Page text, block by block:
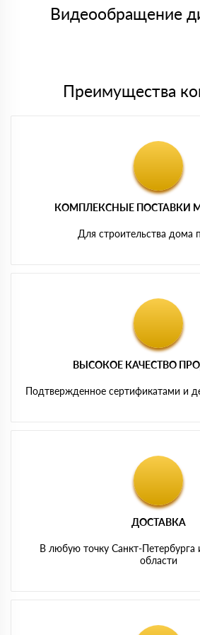
либо Вы забираете товар со склада
Видеообращение
Преимущества
КОМПЛЕКСНЫЕ ПОСТАВКИ
Для строительства дома
ВЫСОКОЕ КАЧЕСТВО
Подтвержденное сертификатами и
ДОСТАВКА
В любую точку Санкт-Петербурга
области